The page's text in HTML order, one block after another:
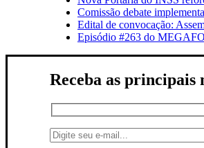
Comissão debate
Edital de convocação:
Episódio #263 do
Receba as